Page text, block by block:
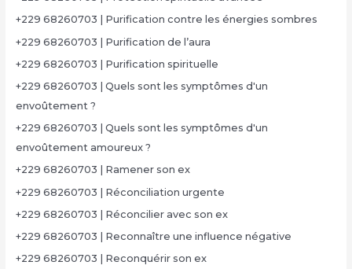
+229 68260703 | Purification contre les énergies sombres
+229 68260703 | Purification de l’aura
+229 68260703 | Purification spirituelle
+229 68260703 | Quels sont les symptômes d'un
envoûtement ?
+229 68260703 | Quels sont les symptômes d'un
envoûtement amoureux ?
+229 68260703 | Ramener son ex
+229 68260703 | Réconciliation urgente
+229 68260703 | Réconcilier avec son ex
+229 68260703 | Reconnaître une influence négative
+229 68260703 | Reconquérir son ex